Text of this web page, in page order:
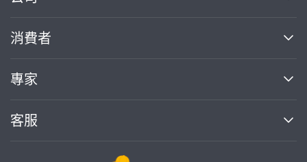
關於我們
部落格
加入我們
消費者
買服務
熱門服務
專家
案件中心
客服